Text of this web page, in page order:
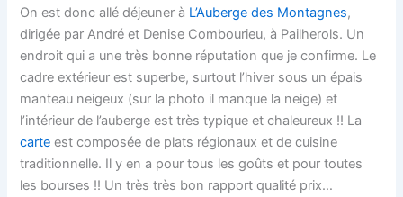
On est donc allé déjeuner à L’Auberge des Montagnes,
dirigée par André et Denise Combourieu, à Pailherols. Un
endroit qui a une très bonne réputation que je confirme. Le
cadre extérieur est superbe, surtout l’hiver sous un épais
manteau neigeux (sur la photo il manque la neige) et
l’intérieur de l’auberge est très typique et chaleureux !! La
carte est composée de plats régionaux et de cuisine
traditionnelle. Il y en a pour tous les goûts et pour toutes
les bourses !! Un très très bon rapport qualité prix…